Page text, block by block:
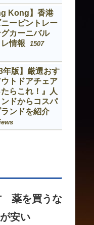
Kong】香港
ーピントレー
グカーニバル
情報
1507
年版】厳選おす
トドアチェア
たらこれ！』人
ドからコスパ
ンドを紹介
薬を買うな
安い